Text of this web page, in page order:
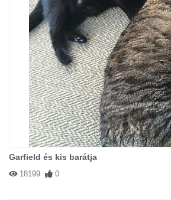
Garfield és kis barátja
18199 0